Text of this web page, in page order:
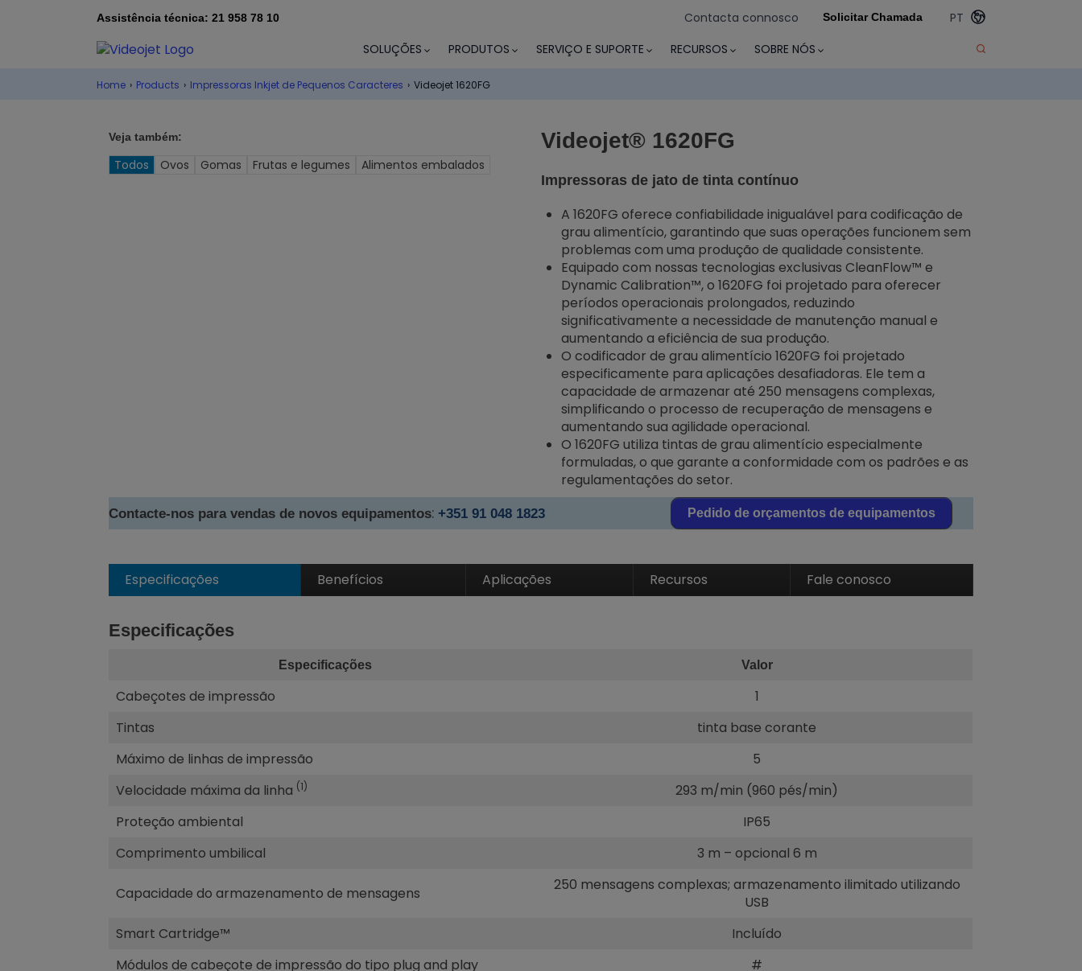
Assistência técnica: 21 958 78 10 Contacta connosco Solicitar Chamada
PT
SOLUÇÕES
PRODUTOS SERVIÇO E SUPORTE RECURSOS SOBRE NÓS
Home › Products › Impressoras Inkjet de Pequenos Caracteres › Videojet 1620FG
Veja também:
Todos Ovos Gomas Frutas e legumes Alimentos embalados
Videojet® 1620FG
Impressoras de jato de tinta contínuo
A 1620FG oferece confiabilidade inigualável para codificação de
grau alimentício, garantindo que suas operações funcionem sem
problemas com uma produção de qualidade consistente.
Equipado com nossas tecnologias exclusivas CleanFlow™ e
Dynamic Calibration™, o 1620FG foi projetado para oferecer
períodos operacionais prolongados, reduzindo
significativamente a necessidade de manutenção manual e
aumentando a eficiência de sua produção.
O codificador de grau alimentício 1620FG foi projetado
especificamente para aplicações desafiadoras. Ele tem a
capacidade de armazenar até 250 mensagens complexas,
simplificando o processo de recuperação de mensagens e
aumentando sua agilidade operacional.
O 1620FG utiliza tintas de grau alimentício especialmente
formuladas, o que garante a conformidade com os padrões e as
regulamentações do setor.
Contacte-nos para vendas de novos equipamentos: +351 91 048 1823 Pedido de orçamentos de equipamentos
Especificações Benefícios Aplicações Recursos Fale conosco
Especificações
Especificações Valor
Cabeçotes de impressão
1
Tintas
tinta base corante
Máximo de linhas de impressão
5
Velocidade máxima da linha (1)
293 m/min (960 pés/min)
Proteção ambiental
IP65
Comprimento umbilical
3 m – opcional 6 m
Capacidade do armazenamento de mensagens
250 mensagens complexas; armazenamento ilimitado utilizando
USB
Smart Cartridge™
Incluído
Módulos de cabeçote de impressão do tipo plug and play
#